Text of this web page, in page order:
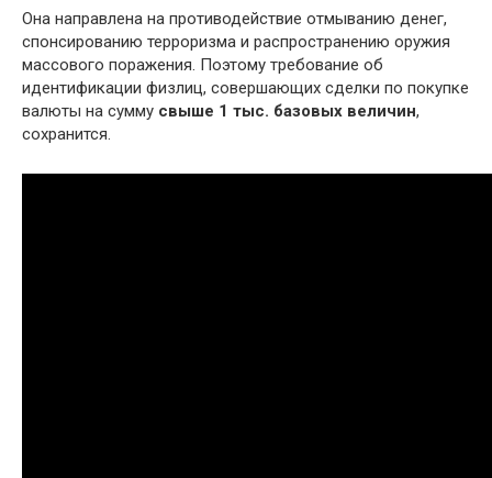
Она направлена на противодействие отмыванию денег,
спонсированию терроризма и распространению оружия
массового поражения. Поэтому требование об
идентификации физлиц, совершающих сделки по покупке
валюты на сумму свыше 1 тыс. базовых величин,
сохранится.